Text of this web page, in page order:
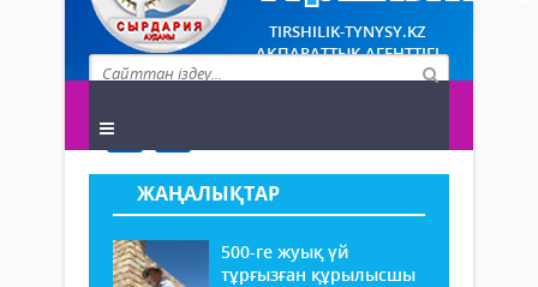
TIRSHILIK-TYNYSY.KZ
АҚПАРАТТЫҚ АГЕНТТІГІ
ЖАҢАЛЫҚТАР
500-ге жуық үй
тұрғызған құрылысшы